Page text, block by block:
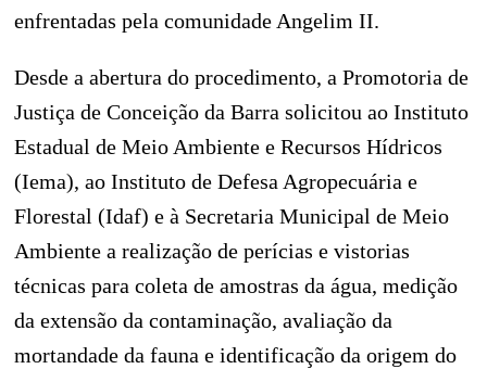
enfrentadas pela comunidade Angelim II.
Desde a abertura do procedimento, a Promotoria de
Justiça de Conceição da Barra solicitou ao Instituto
Estadual de Meio Ambiente e Recursos Hídricos
(Iema), ao Instituto de Defesa Agropecuária e
Florestal (Idaf) e à Secretaria Municipal de Meio
Ambiente a realização de perícias e vistorias
técnicas para coleta de amostras da água, medição
da extensão da contaminação, avaliação da
mortandade da fauna e identificação da origem do